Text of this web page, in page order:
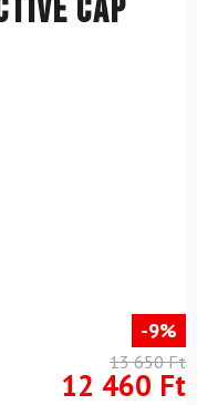
Cap
-9%
13 650 Ft
12 460 Ft